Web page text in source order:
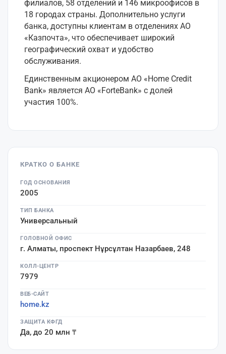
филиалов, 58 отделений и 146 микроофисов в
18 городах страны. Дополнительно услуги
банка, доступны клиентам в отделениях АО
«Казпочта», что обеспечивает широкий
географический охват и удобство
обслуживания.
Единственным акционером АО «Home Credit
Bank» является АО «ForteBank» с долей
участия 100%.
КРАТКО О БАНКЕ
ГОД ОСНОВАНИЯ
2005
ТИП БАНКА
Универсальный
ГОЛОВНОЙ ОФИС
г. Алматы, проспект Нұрсұлтан Назарбаев, 248
КОЛЛ-ЦЕНТР
7979
ВЕБ-САЙТ
home.kz
ЗАЩИТА КФГД
Да, до 20 млн ₸